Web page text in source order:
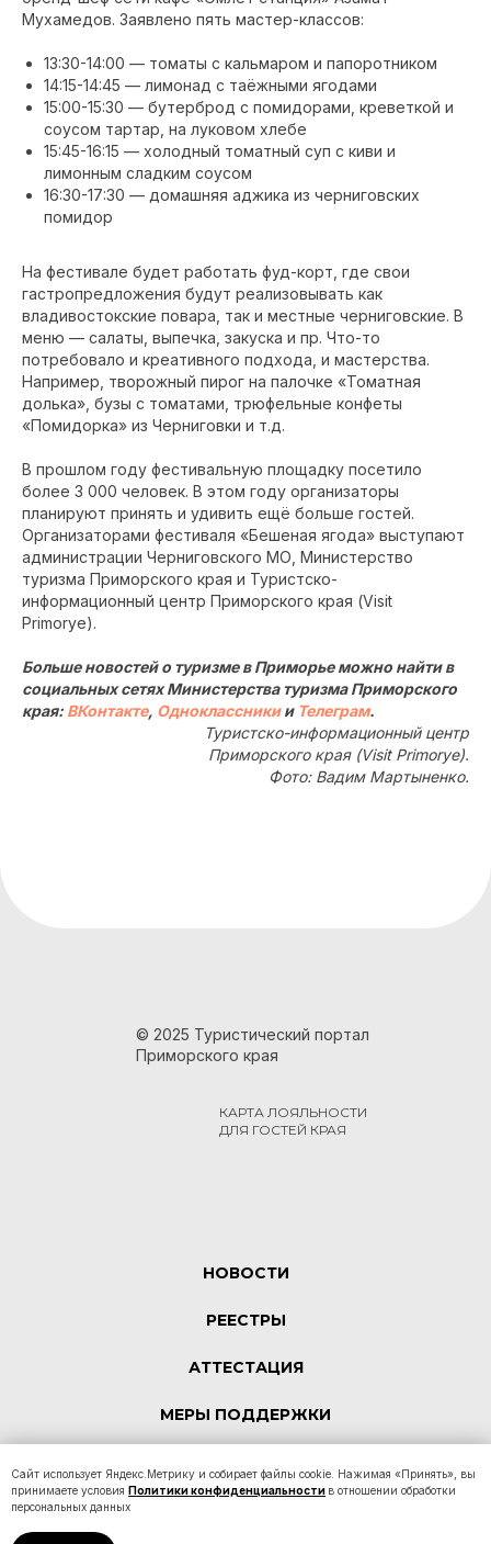
Мухамедов. Заявлено пять мастер-классов:
13:30-14:00 — томаты с кальмаром и папоротником
14:15-14:45 — лимонад с таёжными ягодами
15:00-15:30 — бутерброд с помидорами, креветкой и
соусом тартар, на луковом хлебе
15:45-16:15 — холодный томатный суп с киви и
лимонным сладким соусом
16:30-17:30 — домашняя аджика из черниговских
помидор
На фестивале будет работать фуд-корт, где свои
гастропредложения будут реализовывать как
владивостокские повара, так и местные черниговские. В
меню — салаты, выпечка, закуска и пр. Что-то
потребовало и креативного подхода, и мастерства.
Например, творожный пирог на палочке «Томатная
долька», бузы с томатами, трюфельные конфеты
«Помидорка» из Черниговки и т.д.
В прошлом году фестивальную площадку посетило
более 3 000 человек. В этом году организаторы
планируют принять и удивить ещё больше гостей.
Организаторами фестиваля «Бешеная ягода» выступают
администрации Черниговского МО, Министерство
туризма Приморского края и Туристско-
информационный центр Приморского края (Visit
Primorye).
Больше новостей о туризме в Приморье можно найти в
социальных сетях Министерства туризма Приморского
края: ВКонтакте, Одноклассникии Телеграм.
Туристско-информационный центр
Приморского края (Visit Primorye).
Фото: Вадим Мартыненко.
© 2025 Туристический портал
Приморского края
КАРТА ЛОЯЛЬНОСТИ
ДЛЯ ГОСТЕЙ КРАЯ
НОВОСТИ
РЕЕСТРЫ
АТТЕСТАЦИЯ
МЕРЫ ПОДДЕРЖКИ
Сайт использует Яндекс.Метрику и собирает файлы cookie. Нажимая «Принять», вы
принимаете условия Политики конфиденциальности в отношении обработки
персональных данных